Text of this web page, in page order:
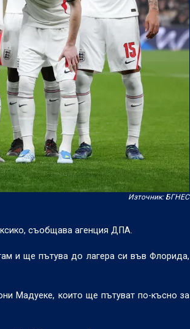
Източник: БГНЕС
съобщава агенция ДПА.
и ще пътува до лагера си във Флорида,
Мадуеке, които ще пътуват по-късно за